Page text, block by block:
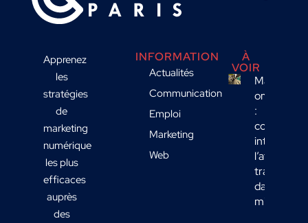
Apprenez
les
stratégies
de
marketing
numérique
les plus
efficaces
auprès
des
INFORMATION
Actualités
Communication
Emploi
Marketing
Web
À
VOIR
Marketing
omnicanal
:
comment
intégrer
l’affichage
transport
dans votre
mix média